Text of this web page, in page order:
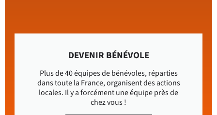
DEVENIR BÉNÉVOLE
Plus de 40 équipes de bénévoles, réparties
dans toute la France, organisent des actions
locales. Il y a forcément une équipe près de
chez vous !